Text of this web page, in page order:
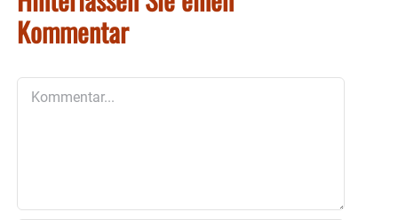
Kommentar